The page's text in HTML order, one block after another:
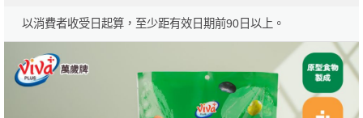
以消費者收受日起算，至少距有效日期前90日以上。